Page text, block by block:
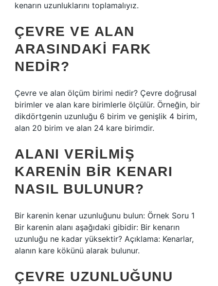
kenarın uzunluklarını toplamalıyız.
ÇEVRE VE ALAN
ARASINDAKI FARK
NEDIR?
Çevre ve alan ölçüm birimi nedir? Çevre doğrusal
birimler ve alan kare birimlerle ölçülür. Örneğin, bir
dikdörtgenin uzunluğu 6 birim ve genişlik 4 birim,
alan 20 birim ve alan 24 kare birimdir.
ALANI VERILMIŞ
KARENIN BIR KENARI
NASIL BULUNUR?
Bir karenin kenar uzunluğunu bulun: Örnek Soru 1
Bir karenin alanı aşağıdaki gibidir: Bir kenarın
uzunluğu ne kadar yüksektir? Açıklama: Kenarlar,
alanın kare kökünü alarak bulunur.
ÇEVRE UZUNLUĞUNU